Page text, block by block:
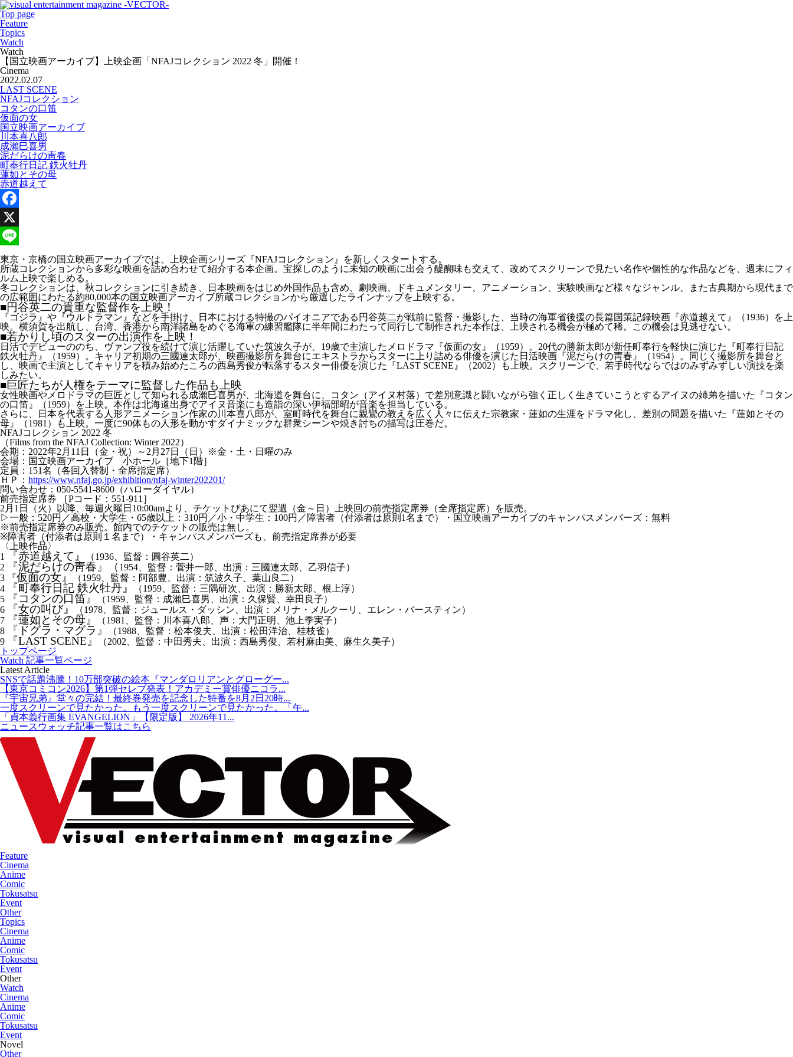
Top page
Feature
Topics
Watch
Watch
【国立映画アーカイブ】上映企画「NFAJコレクション 2022 冬」開催！
Cinema
2022.02.07
LAST SCENE
NFAJコレクション
コタンの口笛
仮面の女
国立映画アーカイブ
川本喜八郎
成瀨巳喜男
泥だらけの靑春
町奉行日記 鉄火牡丹
蓮如とその母
赤道越えて
Facebook
X
Line
東京・京橋の国立映画アーカイブでは、上映企画シリーズ『NFAJコレクション』を新しくスタートする。
所蔵コレクションから多彩な映画を詰め合わせて紹介する本企画。宝探しのように未知の映画に出会う醍醐味も交えて、改めてスクリーンで見たい名作や個性的な作品などを、週末にフィ
ルム上映で楽しめる。
冬コレクションは、秋コレクションに引き続き、日本映画をはじめ外国作品も含め、劇映画、ドキュメンタリー、アニメーション、実験映画など様々なジャンル、また古典期から現代まで
の広範囲にわたる約80,000本の国立映画アーカイブ所蔵コレクションから厳選したラインナップを上映する。
■円谷英二の貴重な監督作を上映！
『ゴジラ』や『ウルトラマン』などを手掛け、日本における特撮のパイオニアである円谷英二が戦前に監督・撮影した、当時の海軍省後援の長篇国策記録映画『赤道越えて』（1936）を上
映。横須賀を出航し、台湾、香港から南洋諸島をめぐる海軍の練習艦隊に半年間にわたって同行して制作された本作は、上映される機会が極めて稀。この機会は見逃せない。
■若かりし頃のスターの出演作を上映！
日活でデビューののち、ヴァンプ役を続けて演じ活躍していた筑波久子が、19歳で主演したメロドラマ『仮面の女』（1959）。20代の勝新太郎が新任町奉行を軽快に演じた『町奉行日記
鉄火牡丹』（1959）。キャリア初期の三國連太郎が、映画撮影所を舞台にエキストラからスターに上り詰める俳優を演じた日活映画『泥だらけの靑春』（1954）。同じく撮影所を舞台と
し、映画で主演としてキャリアを積み始めたころの西島秀俊が転落するスター俳優を演じた『LAST SCENE』（2002）も上映。スクリーンで、若手時代ならではのみずみずしい演技を楽
しみたい。
■巨匠たちが人権をテーマに監督した作品も上映
女性映画やメロドラマの巨匠として知られる成瀨巳喜男が、北海道を舞台に、コタン（アイヌ村落）で差別意識と闘いながら強く正しく生きていこうとするアイヌの姉弟を描いた『コタン
の口笛』（1959）を上映。本作は北海道出身でアイヌ音楽にも造詣の深い伊福部昭が音楽を担当している。
さらに、日本を代表する人形アニメーション作家の川本喜八郎が、室町時代を舞台に親鸞の教えを広く人々に伝えた宗教家・蓮如の生涯をドラマ化し、差別の問題を描いた『蓮如とその
母』（1981）も上映。一度に90体もの人形を動かすダイナミックな群衆シーンや焼き討ちの描写は圧巻だ。
NFAJコレクション 2022 冬
（Films from the NFAJ Collection: Winter 2022）
会期：2022年2月11日（金・祝）～2月27日（日）※金・土・日曜のみ
会場：国立映画アーカイブ 小ホール［地下1階］
定員：151名（各回入替制・全席指定席）
ＨＰ： https://www.nfaj.go.jp/exhibition/nfaj-winter202201/
問い合わせ：050-5541-8600（ハローダイヤル）
前売指定席券 ［Pコード：551-911］
2月1日（火）以降、毎週火曜日10:00amより、チケットぴあにて翌週（金～日）上映回の前売指定席券（全席指定席）を販売。
▷一般：520円／高校・大学生・65歳以上：310円／小・中学生：100円／障害者（付添者は原則1名まで）・国立映画アーカイブのキャンパスメンバーズ：無料
※前売指定席券のみ販売。館内でのチケットの販売は無し。
※障害者（付添者は原則１名まで）・キャンパスメンバーズも、前売指定席券が必要
〈上映作品〉
1
『赤道越えて』
（1936、監督：圓谷英二）
2
『泥だらけの靑春』（ 1954、監督：菅井一郎、出演：三國連太郎、乙羽信子）
3 『仮面の女』
（1959、監督：阿部豊、出演：筑波久子、葉山良二）
4
『町奉行日記 鉄火牡丹』
（1959、監督：三隅研次、出演：勝新太郎、根上淳）
5
『コタンの口笛』
（1959、監督：成瀨巳喜男、出演：久保賢、幸田良子）
6
『女の叫び』
（1978、監督：ジュールス・ダッシン、出演：メリナ・メルクーリ、エレン・バースティン）
7
『蓮如とその母』
（1981、監督：川本喜八郎、声：大門正明、池上季実子）
8
『ドグラ・マグラ』
（1988、監督：松本俊夫、出演：松田洋治、桂枝雀）
9
『LAST SCENE』
（2002、監督：中田秀夫、出演：西島秀俊、若村麻由美、麻生久美子）
トップページ
Watch 記事一覧ページ
Latest Article
SNSで話題沸騰！10万部突破の絵本『マンダロリアンとグローグー...
【東京コミコン2026】第1弾セレブ発表！アカデミー賞俳優ニコラ...
『宇宙兄弟』堂々の完結！最終巻発売を記念した特番を8月2日20時...
一度スクリーンで見たかった。もう一度スクリーンで見たかった。「午...
「貞本義行画集 EVANGELION」【限定版】 2026年11...
ニュースウォッチ記事一覧はこちら
Feature
Cinema
Anime
Comic
Tokusatsu
Event
Other
Topics
Cinema
Anime
Comic
Tokusatsu
Event
Other
Watch
Cinema
Anime
Comic
Tokusatsu
Event
Novel
Other